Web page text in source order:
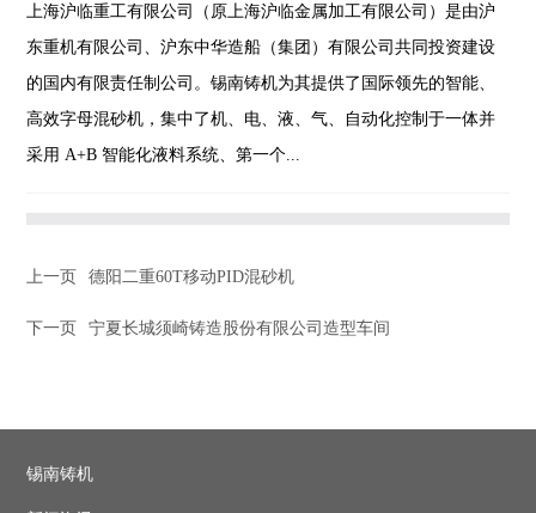
人力资源
上海沪临重工有限公司（原上海沪临金属加工有限公司）是由沪
东重机有限公司、沪东中华造船（集团）有限公司共同投资建设
的国内有限责任制公司。锡南铸机为其提供了国际领先的智能、
高效字母混砂机，集中了机、电、液、气、自动化控制于一体并
采用 A+B 智能化液料系统、第一个...
上一页 德阳二重60T移动PID混砂机
下一页 宁夏长城须崎铸造股份有限公司造型车间
锡南铸机